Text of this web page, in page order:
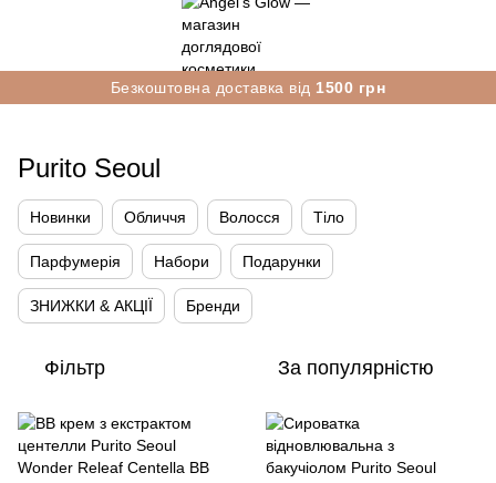
Безкоштовна доставка від 1500 грн
Purito Seoul
Новинки Обличчя Волосся Тіло
Парфумерія Набори Подарунки
ЗНИЖКИ & АКЦІЇ Бренди
Фільтр За популярністю